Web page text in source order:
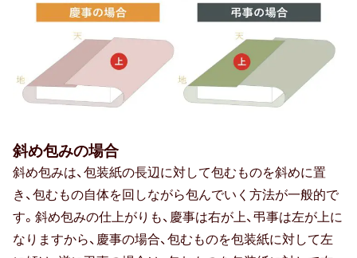
ギフトマナー
マナー・常識
メッセージ（メッセージカード・お礼
状）
斜め包みの場合
斜め包みは、包装紙の長辺に対して包むものを斜めに置
き、包むもの自体を回しながら包んでいく方法が一般的で
す。斜め包みの仕上がりも、慶事は右が上、弔事は左が上に
なりますから、慶事の場合、包むものを包装紙に対して左